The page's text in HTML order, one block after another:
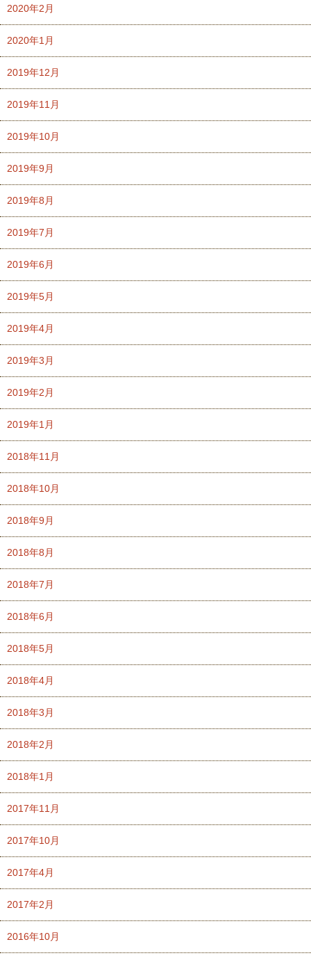
2020年2月
2020年1月
2019年12月
2019年11月
2019年10月
2019年9月
2019年8月
2019年7月
2019年6月
2019年5月
2019年4月
2019年3月
2019年2月
2019年1月
2018年11月
2018年10月
2018年9月
2018年8月
2018年7月
2018年6月
2018年5月
2018年4月
2018年3月
2018年2月
2018年1月
2017年11月
2017年10月
2017年4月
2017年2月
2016年10月